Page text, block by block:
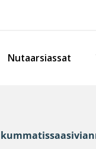
Nutaarsiassat